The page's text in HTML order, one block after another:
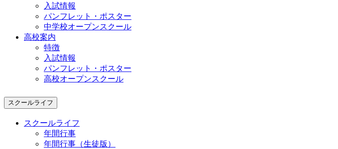
入試情報
パンフレット・ポスター
中学校オープンスクール
高校案内
特徴
入試情報
パンフレット・ポスター
高校オープンスクール
スクールライフ
スクールライフ
年間行事
年間行事（生徒版）